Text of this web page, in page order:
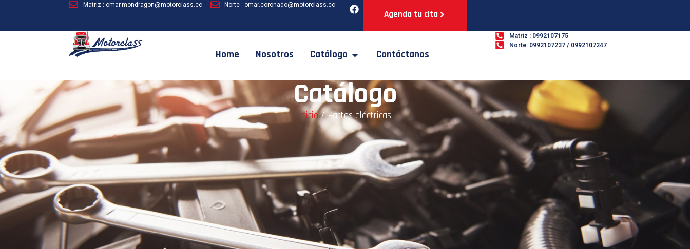
Matriz : omar.mondragon@motorclass.ec Norte : omar.coronado@motorclass.ec
Agenda tu cita
Home Nosotros Catálogo Contáctanos
Matriz : 0992107175
Norte: 0992107237 / 0992107247
Catálogo
Inicio/ Partes eléctricas